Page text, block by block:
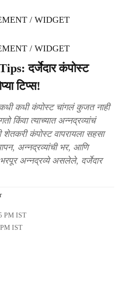
/ WIDGET
/ WIDGET
दर्जेदार कंपोस्ट
टिप्स!
कधी कंपोस्ट चांगलं कुजत नाही
किंवा त्याच्यात अन्नद्रव्यांचं
कंपोस्ट वापरायला सहसा
अन्नद्रव्यांची भर, आणि
भरपूर अन्नद्रव्ये असलेले, दर्जेदार
PM IST
IST